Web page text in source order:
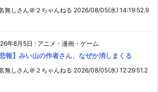
無しさん＠２ちゃんねる 2026/08/05(水) 14:19:52.9
年8月5日 : アニメ・漫画・ゲーム
悲報】みい山の作者さん、なぜか消しまくる
無しさん＠２ちゃんねる 2026/08/05(水) 12:29:51.2